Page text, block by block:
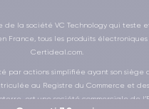
la société VC Technology qui teste
France, tous les produits électroniques
Certideal.com.
par actions simplifiée ayant son siège
au Registre du Commerce et
est une société commerciale de